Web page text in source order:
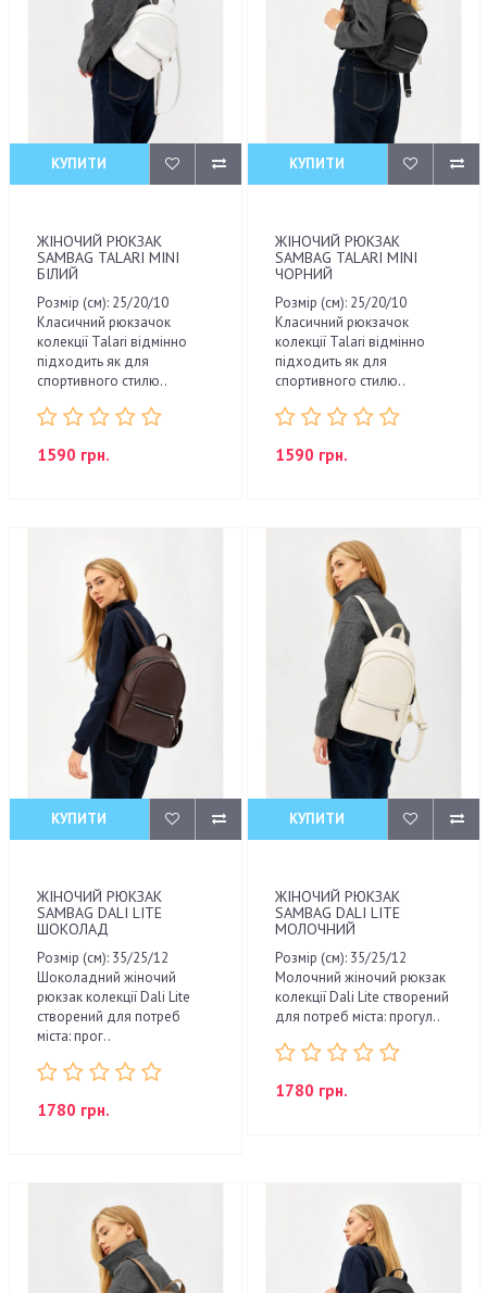
КУПИТИ
ЖІНОЧИЙ РЮКЗАК
SAMBAG TALARI MINI
БІЛИЙ
Розмір (см): 25/20/10
Класичний рюкзачок
колекції Talari відмінно
підходить як для
спортивного стилю..
1590 грн.
КУПИТИ
ЖІНОЧИЙ РЮКЗАК
SAMBAG TALARI MINI
ЧОРНИЙ
Розмір (см): 25/20/10
Класичний рюкзачок
колекції Talari відмінно
підходить як для
спортивного стилю..
1590 грн.
КУПИТИ
ЖІНОЧИЙ РЮКЗАК
SAMBAG DALI LITE
ШОКОЛАД
Розмір (см): 35/25/12
Шоколадний жіночий
рюкзак колекції Dali Lite
створений для потреб
міста: прог..
1780 грн.
КУПИТИ
ЖІНОЧИЙ РЮКЗАК
SAMBAG DALI LITE
МОЛОЧНИЙ
Розмір (см): 35/25/12
Молочний жіночий рюкзак
колекції Dali Lite створений
для потреб міста: прогул..
1780 грн.